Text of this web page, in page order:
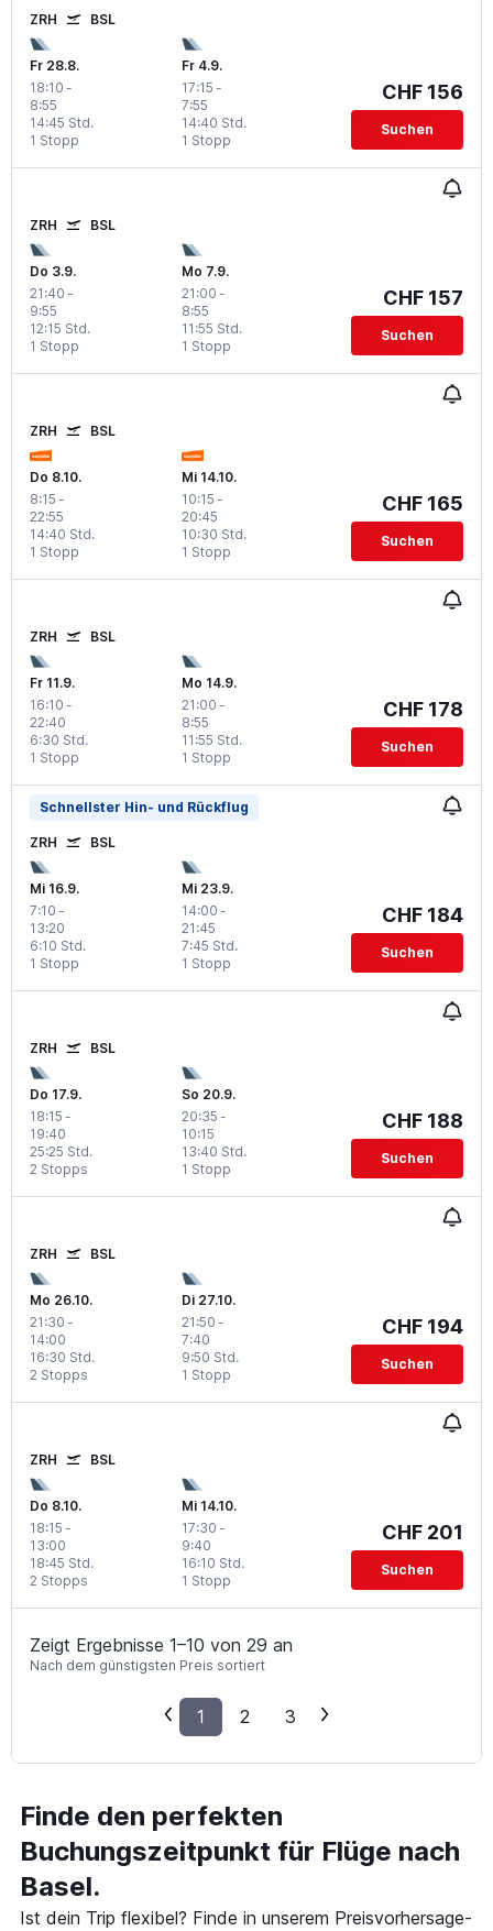
ZRH BSL
Fr 28.8.
18:10 -
8:55
1 Stopp
14:45 Std.
Fr 4.9.
17:15 -
7:55
1 Stopp
14:40 Std.
CHF 156
Suchen
ZRH BSL
Do 3.9.
21:40 -
9:55
1 Stopp
12:15 Std.
Mo 7.9.
21:00 -
8:55
1 Stopp
11:55 Std.
CHF 157
Suchen
ZRH BSL
Do 8.10.
8:15 -
22:55
1 Stopp
14:40 Std.
Mi 14.10.
10:15 -
20:45
1 Stopp
10:30 Std.
CHF 165
Suchen
ZRH BSL
Fr 11.9.
16:10 -
22:40
1 Stopp
6:30 Std.
Mo 14.9.
21:00 -
8:55
1 Stopp
11:55 Std.
CHF 178
Suchen
Schnellster Hin- und Rückflug
ZRH BSL
Mi 16.9.
7:10 -
13:20
1 Stopp
6:10 Std.
Mi 23.9.
14:00 -
21:45
1 Stopp
7:45 Std.
CHF 184
Suchen
ZRH BSL
Do 17.9.
18:15 -
19:40
2 Stopps
25:25 Std.
So 20.9.
20:35 -
10:15
1 Stopp
13:40 Std.
CHF 188
Suchen
ZRH BSL
Mo 26.10.
21:30 -
14:00
2 Stopps
16:30 Std.
Di 27.10.
21:50 -
7:40
1 Stopp
9:50 Std.
CHF 194
Suchen
ZRH BSL
Do 8.10.
18:15 -
13:00
2 Stopps
18:45 Std.
Mi 14.10.
17:30 -
9:40
1 Stopp
16:10 Std.
CHF 201
Suchen
Zeigt Ergebnisse 1–10 von 29 an
Nach dem günstigsten Preis sortiert
1 2 3
Finde den perfekten
Buchungszeitpunkt für Flüge nach
Basel.
Ist dein Trip flexibel? Finde in unserem Preisvorhersage-